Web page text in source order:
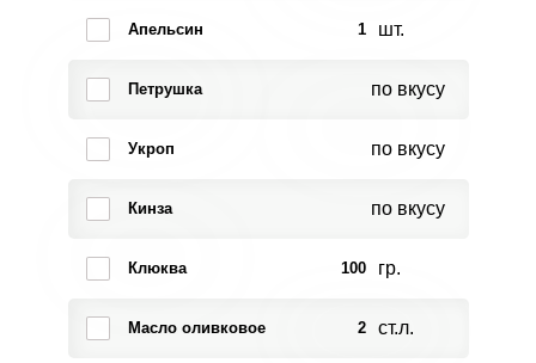
Апельсин 1 шт.
Петрушка по вкусу
Укроп по вкусу
Кинза по вкусу
Клюква 100 гр.
Масло оливковое 2 ст.л.